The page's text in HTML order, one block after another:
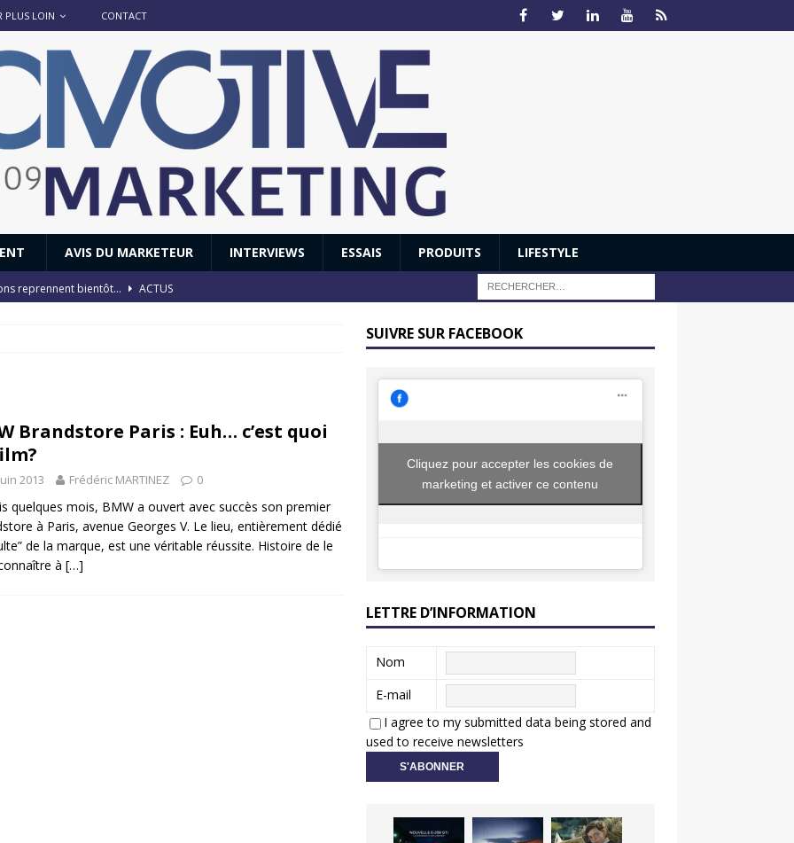
PLUS LOIN CONTACT
AVIS DU MARKETEUR INTERVIEWS ESSAIS PRODUITS LIFESTYLE
reprennent bientôt…
ACTUS
Honda dévoile un spot publicitaire… confiné! ACTUS
Brandstore Paris : Euh… c’est quoi
2013 Frédéric MARTINEZ 0
quelques mois, BMW a ouvert avec succès son premier
à Paris, avenue Georges V. Le lieu, entièrement dédié
de la marque, est une véritable réussite. Histoire de le
à […]
SUIVRE SUR FACEBOOK
Cliquez pour accepter les cookies de
marketing et activer ce contenu
LETTRE D’INFORMATION
Nom
E-mail
I agree to my submitted data being stored and
used to receive newsletters